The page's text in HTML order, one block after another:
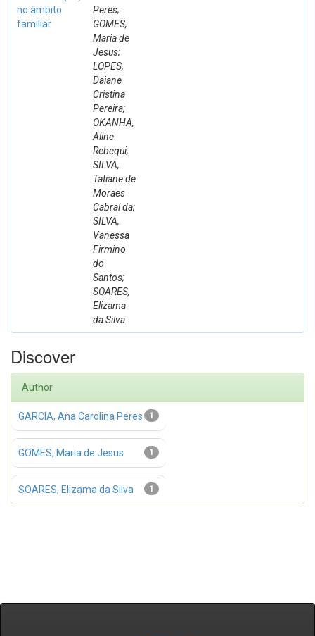
no âmbito
familiar
Peres;
GOMES,
Maria de
Jesus;
LOPES,
Daiane
Cristina
Pereira;
OKANHA,
Aline
Rebequi;
SILVA,
Tatiane de
Moraes
Cabral da;
SILVA,
Vanessa
Firmino
do
Santos;
SOARES,
Elizama
da Silva
Discover
Author
1
GARCIA, Ana Carolina Peres
1
GOMES, Maria de Jesus
1
SOARES, Elizama da Silva